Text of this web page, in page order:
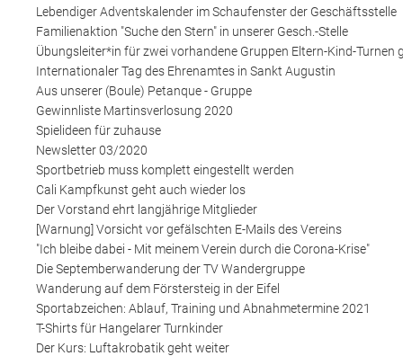
Lebendiger Adventskalender im Schaufenster der Geschäftsstelle
Familienaktion "Suche den Stern" in unserer Gesch.-Stelle
Übungsleiter*in für zwei vorhandene Gruppen Eltern-Kind-Turnen
Internationaler Tag des Ehrenamtes in Sankt Augustin
Aus unserer (Boule) Petanque - Gruppe
Gewinnliste Martinsverlosung 2020
Spielideen für zuhause
Newsletter 03/2020
Sportbetrieb muss komplett eingestellt werden
Cali Kampfkunst geht auch wieder los
Der Vorstand ehrt langjährige Mitglieder
[Warnung] Vorsicht vor gefälschten E-Mails des Vereins
"Ich bleibe dabei - Mit meinem Verein durch die Corona-Krise"
Die Septemberwanderung der TV Wandergruppe
Wanderung auf dem Förstersteig in der Eifel
Sportabzeichen: Ablauf, Training und Abnahmetermine 2021
T-Shirts für Hangelarer Turnkinder
Der Kurs: Luftakrobatik geht weiter